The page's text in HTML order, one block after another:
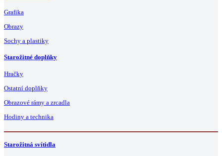
Grafika
Obrazy
Sochy a plastiky
Starožitné doplňky
Hračky
Ostatní doplňky
Obrazové rámy a zrcadla
Hodiny a technika
Starožitná svítidla